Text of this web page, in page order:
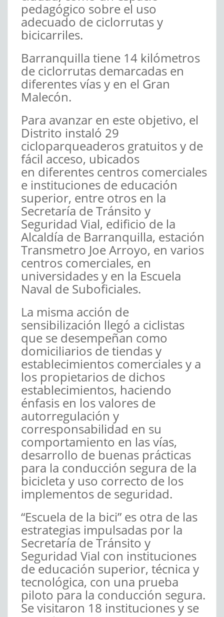
pedagógico sobre el uso
adecuado de ciclorrutas y
bicicarriles.
Barranquilla tiene 14 kilómetros
de ciclorrutas demarcadas en
diferentes vías y en el Gran
Malecón.
Para avanzar en este objetivo, el
Distrito instaló 29
cicloparqueaderos gratuitos y de
fácil acceso, ubicados
en diferentes centros comerciales
e instituciones de educación
superior, entre otros en la
Secretaría de Tránsito y
Seguridad Vial, edificio de la
Alcaldía de Barranquilla, estación
Transmetro Joe Arroyo, en varios
centros comerciales, en
universidades y en la Escuela
Naval de Suboficiales.
La misma acción de
sensibilización llegó a ciclistas
que se desempeñan como
domiciliarios de tiendas y
establecimientos comerciales y a
los propietarios de dichos
establecimientos, haciendo
énfasis en los valores de
autorregulación y
corresponsabilidad en su
comportamiento en las vías,
desarrollo de buenas prácticas
para la conducción segura de la
bicicleta y uso correcto de los
implementos de seguridad.
“Escuela de la bici” es otra de las
estrategias impulsadas por la
Secretaría de Tránsito y
Seguridad Vial con instituciones
de educación superior, técnica y
tecnológica, con una prueba
piloto para la conducción segura.
Se visitaron 18 instituciones y se